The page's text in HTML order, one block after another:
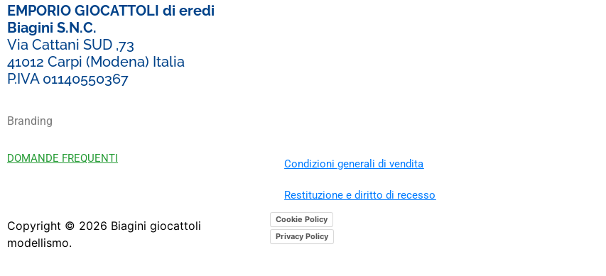
EMPORIO GIOCATTOLI di eredi
Biagini S.N.C.
Via Cattani SUD ,73
41012 Carpi (Modena) Italia
P.IVA 01140550367
Branding
DOMANDE FREQUENTI Condizioni generali di vendita
Restituzione e diritto di recesso
Copyright © 2026 Biagini giocattoli
modellismo.
Cookie Policy
Privacy Policy